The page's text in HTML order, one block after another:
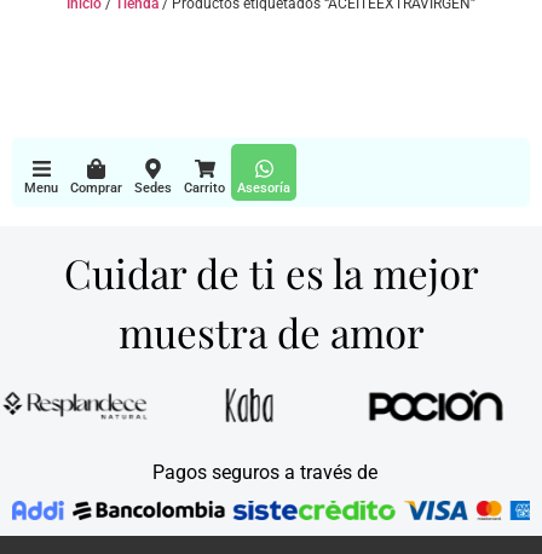
Inicio / Tienda / Productos etiquetados “ACEITEEXTRAVIRGEN”
Menu Comprar Sedes Carrito Asesoría
Cuidar de ti es la mejor
muestra de amor
Pagos seguros a través de